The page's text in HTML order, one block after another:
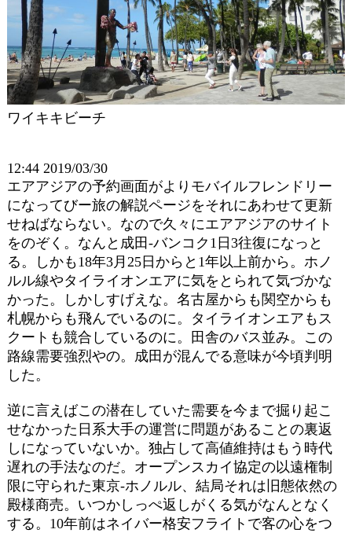
ワイキキビーチ
12:44 2019/03/30
エアアジアの予約画面がよりモバイルフレンドリー
になってびー旅の解説ページをそれにあわせて更新
せねばならない。なので久々にエアアジアのサイト
をのぞく。なんと成田-バンコク1日3往復になっと
る。しかも18年3月25日からと1年以上前から。ホノ
ルル線やタイライオンエアに気をとられて気づかな
かった。しかしすげえな。名古屋からも関空からも
札幌からも飛んでいるのに。タイライオンエアもス
クートも競合しているのに。田舎のバス並み。この
路線需要強烈やの。成田が混んでる意味が今頃判明
した。
逆に言えばこの潜在していた需要を今まで掘り起こ
せなかった日系大手の運営に問題があることの裏返
しになっていないか。独占して高値維持はもう時代
遅れの手法なのだ。オープンスカイ協定の以遠権制
限に守られた東京-ホノルル、結局それは旧態依然の
殿様商売。いつかしっぺ返しがくる気がなんとなく
する。10年前はネイバー格安フライトで客の心をつ